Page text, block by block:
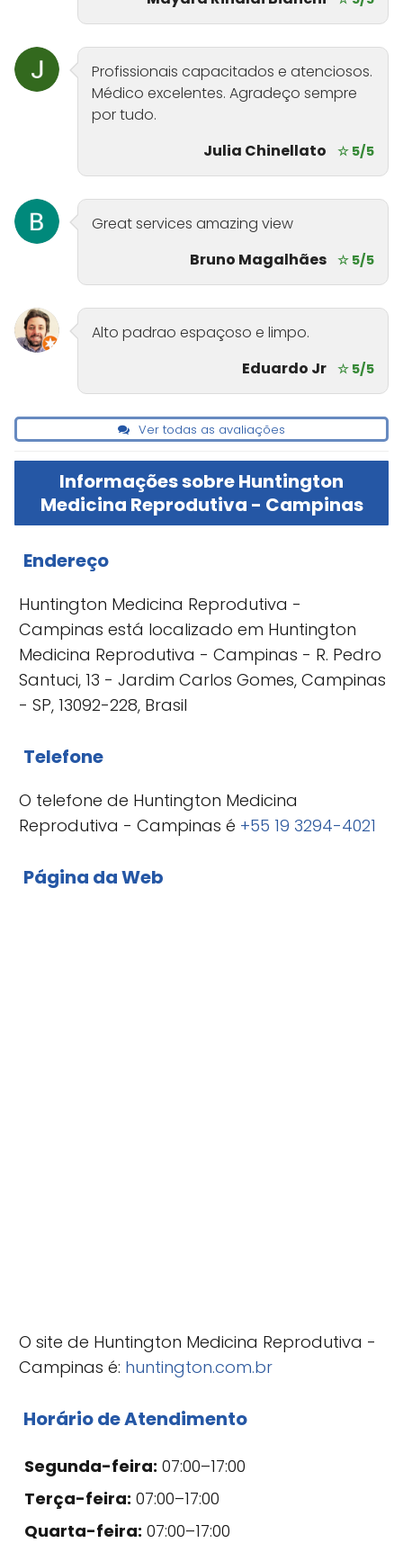
Profissionais capacitados e atenciosos.
Médico excelentes. Agradeço sempre
por tudo.
Julia Chinellato
☆ 5/5
Great services amazing view
Bruno Magalhães ☆ 5/5
Alto padrao espaçoso e limpo.
Eduardo Jr ☆ 5/5
Ver todas as avaliações
Informações sobre Huntington
Medicina Reprodutiva - Campinas
Endereço
Huntington Medicina Reprodutiva -
Campinas está localizado em Huntington
Medicina Reprodutiva - Campinas - R. Pedro
Santuci, 13 - Jardim Carlos Gomes, Campinas
- SP, 13092-228, Brasil
Telefone
O telefone de Huntington Medicina
Reprodutiva - Campinas é +55 19 3294-4021
Página da Web
O site de Huntington Medicina Reprodutiva -
Campinas é: huntington.com.br
Horário de Atendimento
Segunda-feira: 07:00–17:00
Terça-feira: 07:00–17:00
Quarta-feira: 07:00–17:00